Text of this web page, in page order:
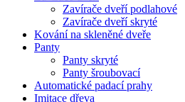
Zavírače dveří podlahové
Zavírače dveří skryté
Kování na skleněné dveře
Panty
Panty skryté
Panty šroubovací
Automatické padací prahy
Imitace dřeva